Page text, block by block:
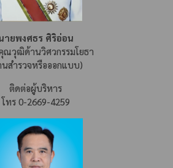
ายพงศธร ศิริอ่อน
ณวุฒิด้านวิศวกรรมโยธา
สำรวจหรือออกแบบ)
ติดต่อผู้บริหาร
โทร 0-2669-4259